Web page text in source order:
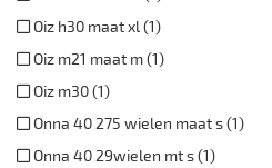
Oiz h30 maat xl (1)
Oiz m21 maat m (1)
Oiz m30 (1)
Onna 40 275 wielen maat s (1)
Onna 40 29wielen mt s (1)